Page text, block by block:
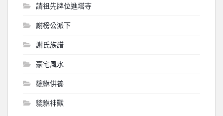
請祖先牌位進塔寺
謝榜公派下
謝氏族譜
豪宅風水
貔貅供養
貔貅神獸